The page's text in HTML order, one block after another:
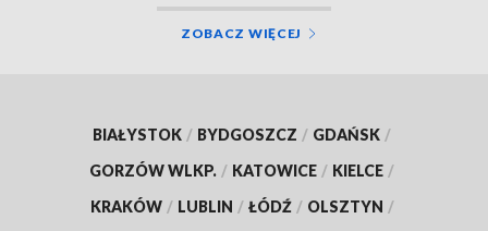
ZOBACZ WIĘCEJ
BIAŁYSTOK / BYDGOSZCZ / GDAŃSK /
GORZÓW WLKP. / KATOWICE / KIELCE /
KRAKÓW / LUBLIN / ŁÓDŹ / OLSZTYN /